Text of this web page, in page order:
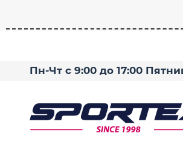
Пн-Чт с 9:00 до 17:00